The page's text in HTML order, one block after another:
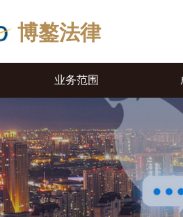
博鏊法律
业务范围